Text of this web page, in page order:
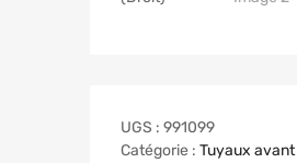
UGS : 991099
Catégorie : Tuyaux avant